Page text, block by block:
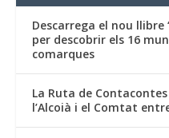
Descarrega el nou
per descobrir els 16
comarques
La Ruta de
l’Alcoià i el Comtat